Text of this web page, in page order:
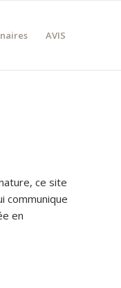
AVIS
ce site
communique
en